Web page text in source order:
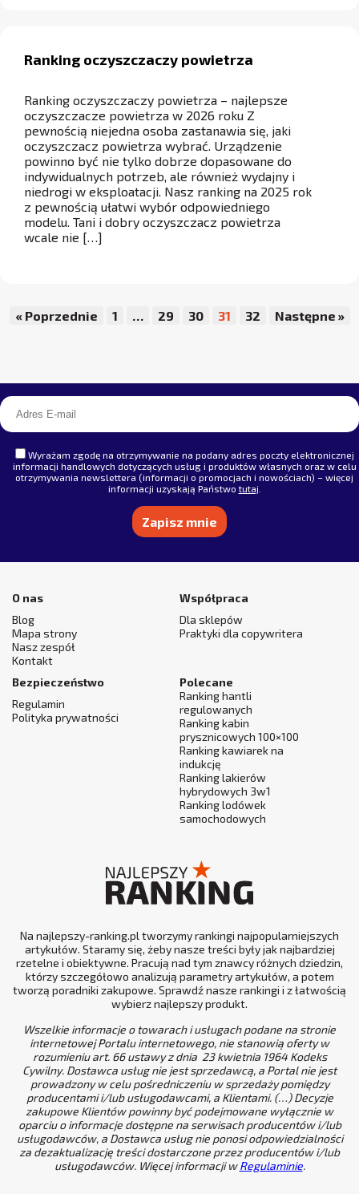
Ranking oczyszczaczy powietrza
Ranking oczyszczaczy powietrza – najlepsze
oczyszczacze powietrza w 2026 roku Z
pewnością niejedna osoba zastanawia się, jaki
oczyszczacz powietrza wybrać. Urządzenie
powinno być nie tylko dobrze dopasowane do
indywidualnych potrzeb, ale również wydajny i
niedrogi w eksploatacji. Nasz ranking na 2025 rok
z pewnością ułatwi wybór odpowiedniego
modelu. Tani i dobry oczyszczacz powietrza
wcale nie […]
« Poprzednie 1 … 29 30 31 32 Następne »
Wyrażam zgodę na otrzymywanie na podany adres poczty elektronicznej
informacji handlowych dotyczących usług i produktów własnych oraz w celu
otrzymywania newslettera (informacji o promocjach i nowościach) – więcej
informacji uzyskają Państwotutaj
O nas
Blog
Mapa strony
Nasz zespół
Kontakt
Współpraca
Dla sklepów
Praktyki dla copywritera
Bezpieczeństwo
Regulamin
Polityka prywatności
Polecane
Ranking hantli
regulowanych
Ranking kabin
prysznicowych 100×100
Ranking kawiarek na
indukcję
Ranking lakierów
hybrydowych 3w1
Ranking lodówek
samochodowych
Na najlepszy-ranking.pl tworzymy rankingi najpopularniejszych
artykułów. Staramy się, żeby nasze treści były jak najbardziej
rzetelne i obiektywne. Pracują nad tym znawcy różnych dziedzin,
którzy szczegółowo analizują parametry artykułów, a potem
tworzą poradniki zakupowe. Sprawdź nasze rankingi i z łatwością
wybierz najlepszy produkt.
Wszelkie informacje o towarach i usługach podane na stronie
internetowej Portalu internetowego, nie stanowią oferty w
rozumieniu art. 66 ustawy z dnia 23 kwietnia 1964 Kodeks
Cywilny. Dostawca usług nie jest sprzedawcą, a Portal nie jest
prowadzony w celu pośredniczeniu w sprzedaży pomiędzy
producentami i/lub usługodawcami, a Klientami. (…) Decyzje
zakupowe Klientów powinny być podejmowane wyłącznie w
oparciu o informacje dostępne na serwisach producentów i/lub
usługodawców, a Dostawca usług nie ponosi odpowiedzialności
za dezaktualizację treści dostarczone przez producentów i/lub
usługodawców. Więcej informacji wRegulaminie.